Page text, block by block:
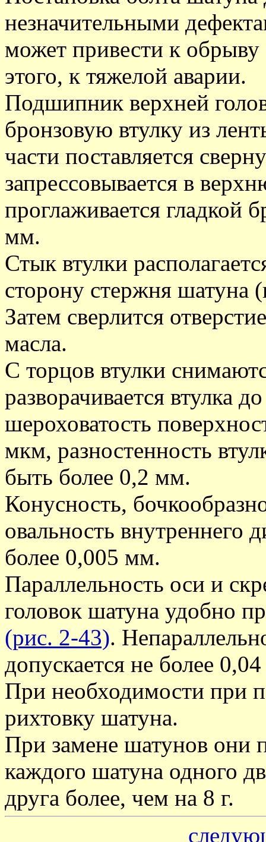
незначительными
может привести к обрыву
этого, к тяжелой аварии.
Подшипник верхней
бронзовую втулку из
части поставляется
запрессовывается в
проглаживается гладкой
мм.
Стык втулки
сторону стержня шатуна
Затем сверлится
масла.
С торцов втулки
разворачивается втулка
шероховатость
мкм, разностенность
быть более 0,2 мм.
Конусность,
овальность внутреннего
более 0,005 мм.
Параллельность оси и
головок шатуна удобно
(рис. 2-43).
допускается не более
При необходимости при
рихтовку шатуна.
При замене шатунов они
каждого шатуна одного
друга более, чем на 8 г.